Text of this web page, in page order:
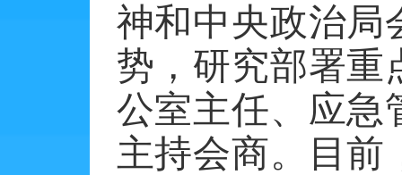
神和中央政治局
势，研究部署重
公室主任、应急
主持会商。目前